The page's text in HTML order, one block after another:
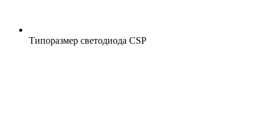
Типоразмер светодиода CSP